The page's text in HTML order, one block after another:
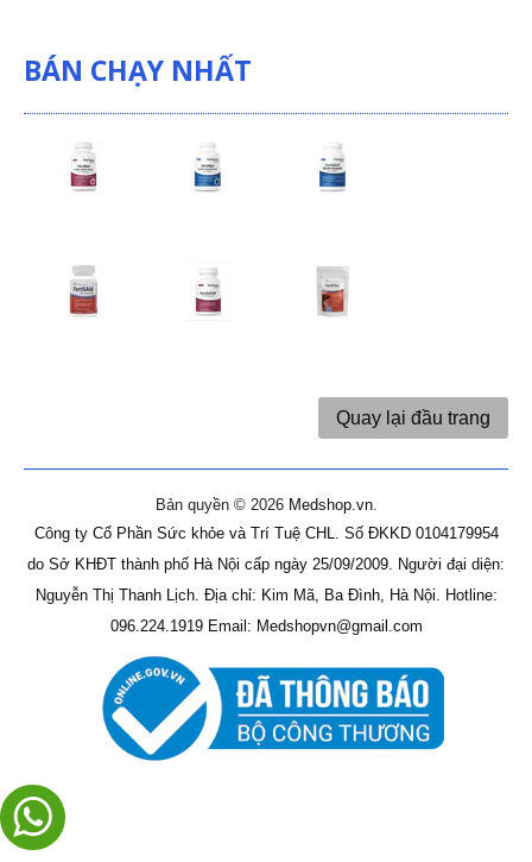
BÁN CHẠY NHẤT
Quay lại đầu trang
Bản quyền © 2026 Medshop.vn.
Công ty Cổ Phần Sức khỏe và Trí Tuệ CHL. Số ĐKKD 0104179954
do Sở KHĐT thành phố Hà Nội cấp ngày 25/09/2009. Người đại diện:
Nguyễn Thị Thanh Lịch. Địa chỉ: Kim Mã, Ba Đình, Hà Nội. Hotline:
096.224.1919 Email: Medshopvn@gmail.com